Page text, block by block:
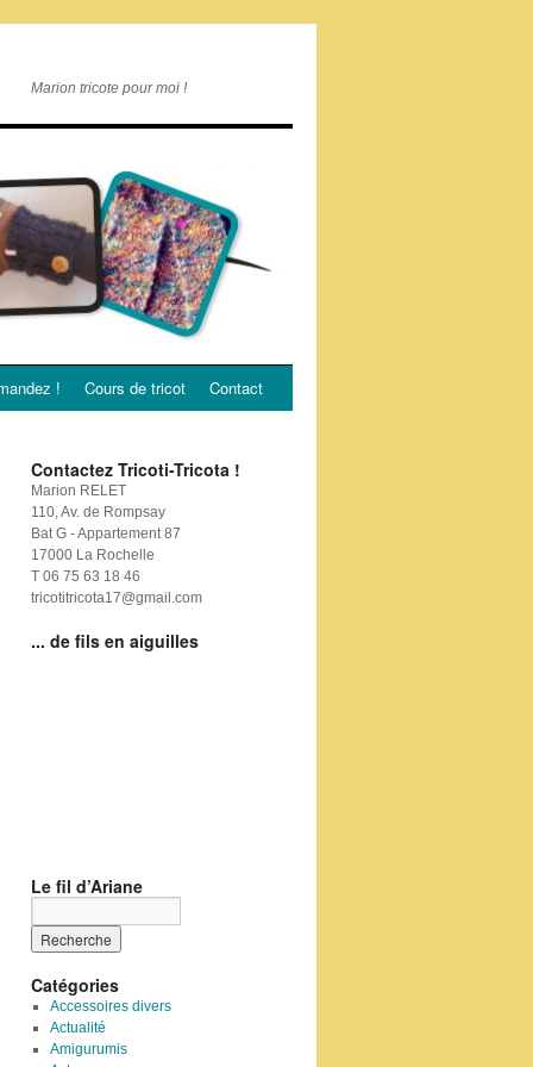
Marion tricote pour moi !
! Cours de tricot Contact
Contactez Tricoti-Tricota !
Marion RELET
110, Av. de Rompsay
Bat G - Appartement 87
17000 La Rochelle
T 06 75 63 18 46
tricotitricota17@gmail.com
... de fils en aiguilles
Le fil d’Ariane
Catégories
Accessoires divers
Actualité
Amigurumis